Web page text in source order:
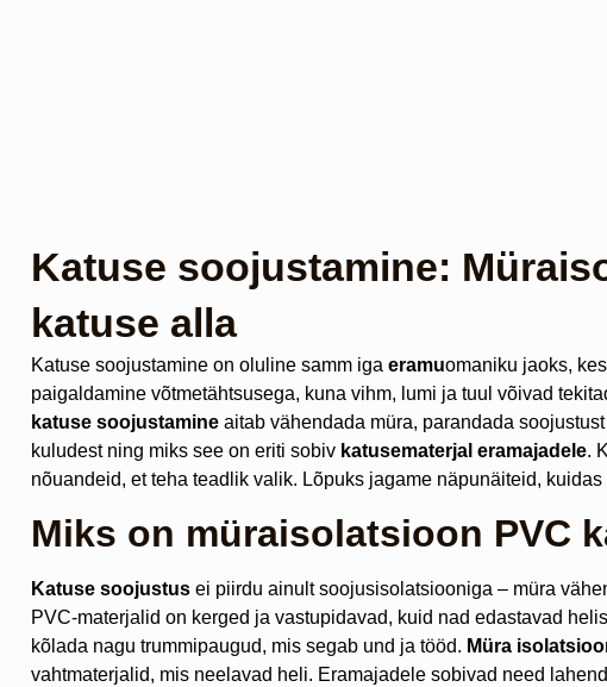
Katuse soojustamine:
katuse alla
Katuse soojustamine on oluline samm iga eramuomaniku jaoks,
paigaldamine võtmetähtsusega, kuna vihm, lumi ja tuul võivad
katuse soojustamine aitab vähendada müra, parandada
kuludest ning miks see on eriti sobiv katusematerjal eramajadele.
nõuandeid, et teha teadlik valik. Lõpuks jagame näpunäiteid,
Miks on müraisolatsioon PVC
Katuse soojustus ei piirdu ainult soojusisolatsiooniga – müra
PVC-materjalid on kerged ja vastupidavad, kuid nad edastavad
kõlada nagu trummipaugud, mis segab und ja tööd. Müra
vahtmaterjalid, mis neelavad heli. Eramajadele sobivad need